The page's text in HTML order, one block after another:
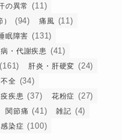
の異常 (11)
(94) 痛風 (11)
眠障害 (131)
・代謝疾患 (41)
(161) 肝炎・肝硬変 (24)
全 (34)
疾患 (37) 花粉症 (27)
関節痛 (41) 雑記 (4)
染症 (100)